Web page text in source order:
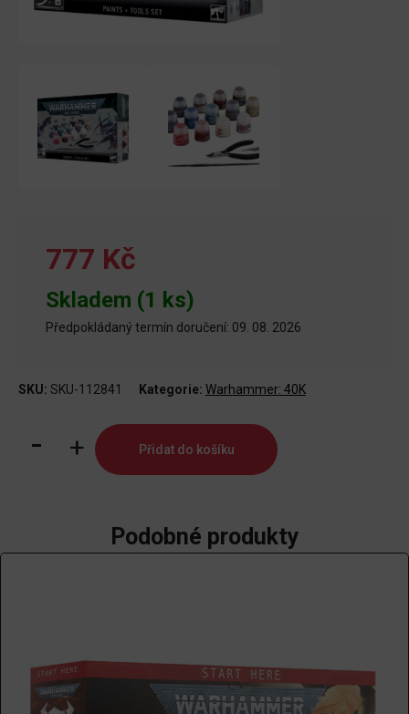
777 Kč
Skladem (1 ks)
Předpokládaný termín doručení: 09. 08. 2026
SKU: SKU-112841 Kategorie: Warhammer: 40K
Warhammer
40k
množství
Přidat do košíku
Podobné produkty